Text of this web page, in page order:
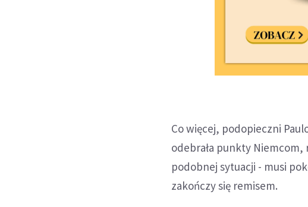
Co więcej, podopieczni
odebrała punkty Niemcom,
podobnej sytuacji - musi
zakończy się remisem.